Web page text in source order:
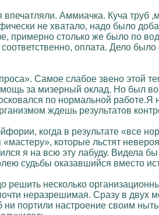
Аммиачка. Куча труб
не хватало, надо было
примерно столько же было по
оплата. Дело
Самое слабое звено этой
за мизерный оклад. Но был
по нормальной работе.Я
ждешь результатов
когда в результате «все
«мастеру», которые льстят
я на всю эту лабуду. Видела
судьбы оказавшийся вместо
решить несколько
неразрешимая. Сразу в двух
портили настроение своим